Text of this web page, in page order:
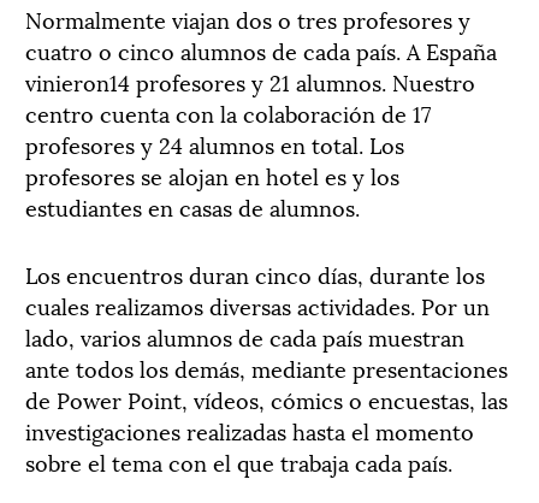
Normalmente viajan dos o tres profesores y
cuatro o cinco alumnos de cada país. A España
vinieron14 profesores y 21 alumnos. Nuestro
centro cuenta con la colaboración de 17
profesores y 24 alumnos en total. Los
profesores se alojan en hotel es y los
estudiantes en casas de alumnos.
Los encuentros duran cinco días, durante los
cuales realizamos diversas actividades. Por un
lado, varios alumnos de cada país muestran
ante todos los demás, mediante presentaciones
de Power Point, vídeos, cómics o encuestas, las
investigaciones realizadas hasta el momento
sobre el tema con el que trabaja cada país.